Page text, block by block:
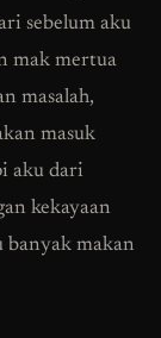
sebelum aku
mak mertua
masalah,
masuk
aku dari
kekayaan
banyak makan